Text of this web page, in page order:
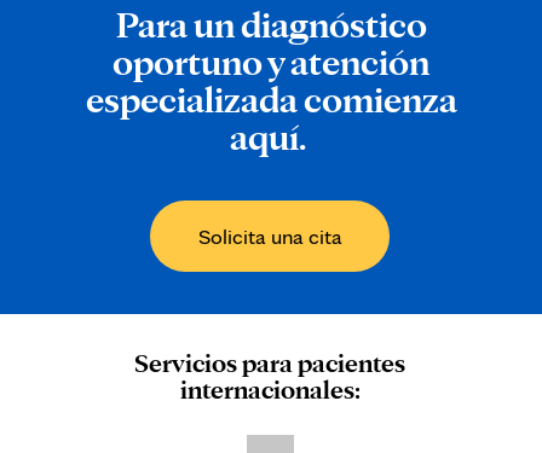
Para un diagnóstico
oportuno y atención
especializada comienza
aquí.
Solicita una cita
Servicios para pacientes
internacionales: